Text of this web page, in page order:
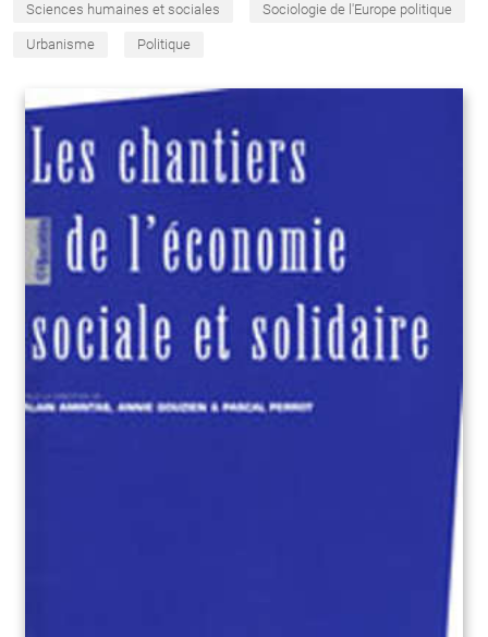
Sciences humaines et sociales Sociologie de l'Europe politique
Urbanisme Politique